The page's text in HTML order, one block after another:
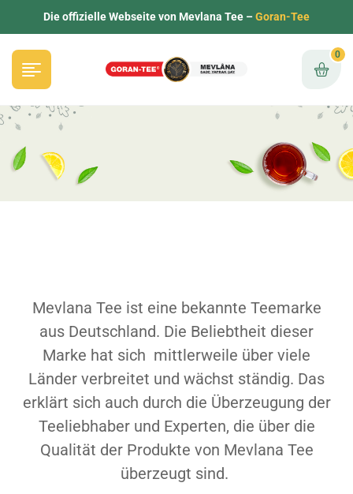
Die offizielle Webseite von Mevlana Tee –Goran-Tee
0
Mevlana Tee ist eine bekannte Teemarke
aus Deutschland. Die Beliebtheit dieser
Marke hat sich mittlerweile über viele
Länder verbreitet und wächst ständig. Das
erklärt sich auch durch die Überzeugung der
Teeliebhaber und Experten, die über die
Qualität der Produkte von Mevlana Tee
überzeugt sind.